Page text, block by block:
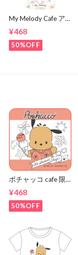
My Melody Cafe ア
クリルキーホルダー
（スマイル）
¥468
50%OFF
ポチャッコ cafe 限
定コラボハンカチタ
オル（ピンク色）
¥468
50%OFF